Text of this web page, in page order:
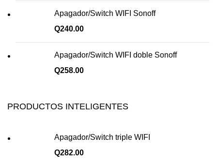
Apagador/Switch WIFI Sonoff
Q240.00
Apagador/Switch WIFI doble Sonoff
Q258.00
PRODUCTOS INTELIGENTES
Apagador/Switch triple WIFI
Q282.00